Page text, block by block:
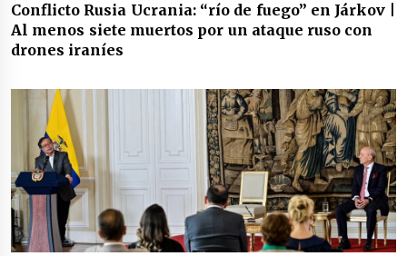
Conflicto Rusia Ucrania: “río de fuego” en Járkov |
Al menos siete muertos por un ataque ruso con
drones iraníes